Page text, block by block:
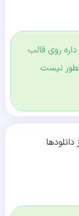
روی قالب
نیست